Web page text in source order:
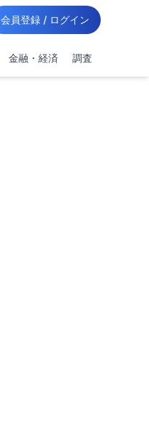
会員登録 / ログイン
金融・経済 調査